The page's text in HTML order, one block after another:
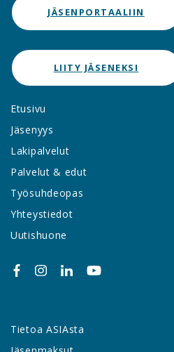
JÄSENPORTAALIIN
LIITY JÄSENEKSI
Etusivu
Jäsenyys
Lakipalvelut
Palvelut & edut
Työsuhdeopas
Yhteystiedot
Uutishuone
Tietoa ASIAsta